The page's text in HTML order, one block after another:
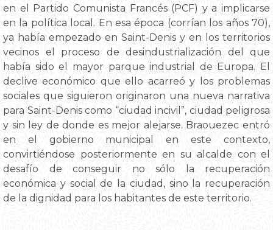
en el Partido Comunista Francés (PCF) y a implicarse
en la política local. En esa época (corrían los años 70),
ya había empezado en Saint-Denis y en los territorios
vecinos el proceso de desindustrialización del que
había sido el mayor parque industrial de Europa. El
declive económico que ello acarreó y los problemas
sociales que siguieron originaron una nueva narrativa
para Saint-Denis como “ciudad incivil”, ciudad peligrosa
y sin ley de donde es mejor alejarse. Braouezec entró
en el gobierno municipal en este contexto,
convirtiéndose posteriormente en su alcalde con el
desafío de conseguir no sólo la recuperación
económica y social de la ciudad, sino la recuperación
de la dignidad para los habitantes de este territorio.